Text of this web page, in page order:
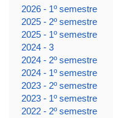
2026 - 1º semestre
2025 - 2º semestre
2025 - 1º semestre
2024 - 3
2024 - 2º semestre
2024 - 1º semestre
2023 - 2º semestre
2023 - 1º semestre
2022 - 2º semestre